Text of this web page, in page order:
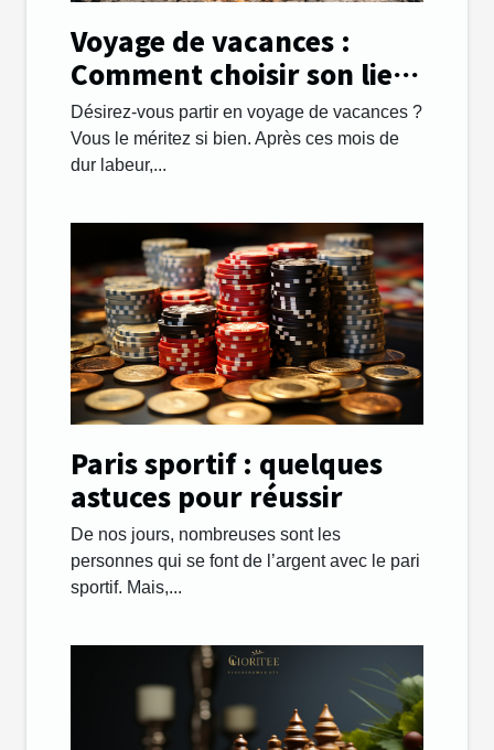
Voyage de vacances :
Comment choisir son lieu
de destination avec
succès ?
Désirez-vous partir en voyage de vacances ?
Vous le méritez si bien. Après ces mois de
dur labeur,...
Paris sportif : quelques
astuces pour réussir
De nos jours, nombreuses sont les
personnes qui se font de l’argent avec le pari
sportif. Mais,...